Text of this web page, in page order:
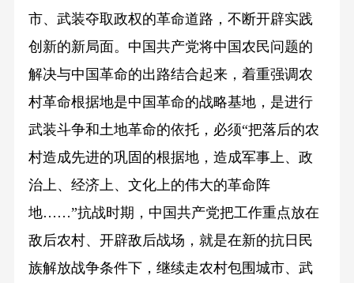
市、武装夺取政权的革命道路，不断开辟实践
创新的新局面。中国共产党将中国农民问题的
解决与中国革命的出路结合起来，着重强调农
村革命根据地是中国革命的战略基地，是进行
武装斗争和土地革命的依托，必须“把落后的农
村造成先进的巩固的根据地，造成军事上、政
治上、经济上、文化上的伟大的革命阵
地……”抗战时期，中国共产党把工作重点放在
敌后农村、开辟敌后战场，就是在新的抗日民
族解放战争条件下，继续走农村包围城市、武